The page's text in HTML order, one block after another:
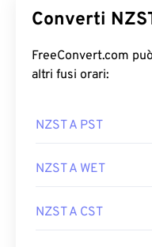
Converti
FreeConvert.com
altri fusi orari:
NZST A PST
NZST A WET
NZST A CST